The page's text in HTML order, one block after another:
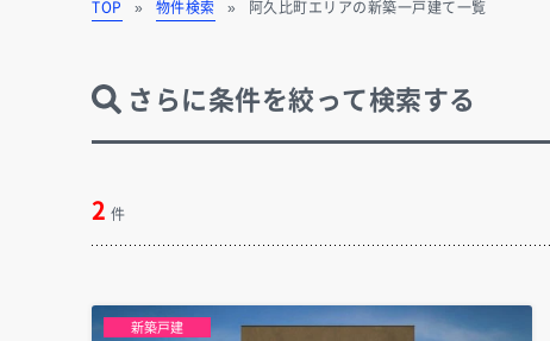
TOP 物件検索 阿久比町エリアの新築一戸建て一覧
さらに条件を絞って検索する
2 件
新築戸建